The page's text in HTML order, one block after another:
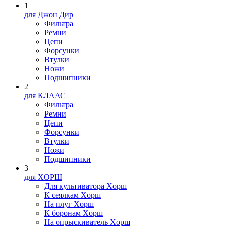
1
для Джон Дир
Фильтра
Ремни
Цепи
Форсунки
Втулки
Ножи
Подшипники
2
для КЛААС
Фильтра
Ремни
Цепи
Форсунки
Втулки
Ножи
Подшипники
3
для XOPШ
Для культиватора Xopш
К сеялкам Xopш
На плуг Xopш
К боронам Xopш
На опрыскиватель Xopш